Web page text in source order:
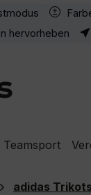
hervorheben
Teamsport
adidas Trikots